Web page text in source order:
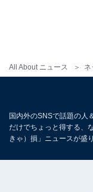
All About ニュース ネ
国内外のSNSで話題の人
だけでちょっと得する、
きゃ）損」ニュースが盛